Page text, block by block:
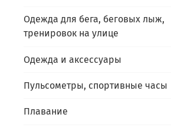
Одежда для бега, беговых лыж,
тренировок на улице
Одежда и аксессуары
Пульсометры, спортивные часы
Плавание